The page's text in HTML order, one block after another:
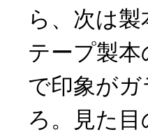
ら、次は
テープ製
で印象が
ろ。見た